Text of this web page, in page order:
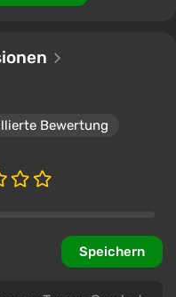
Bewertung
Speichern